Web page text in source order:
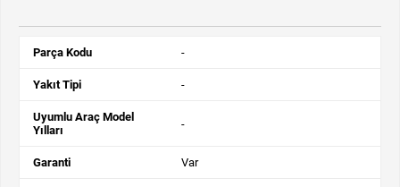
Parça Kodu -
Yakıt Tipi -
Uyumlu Araç Model
Yılları
-
Garanti Var